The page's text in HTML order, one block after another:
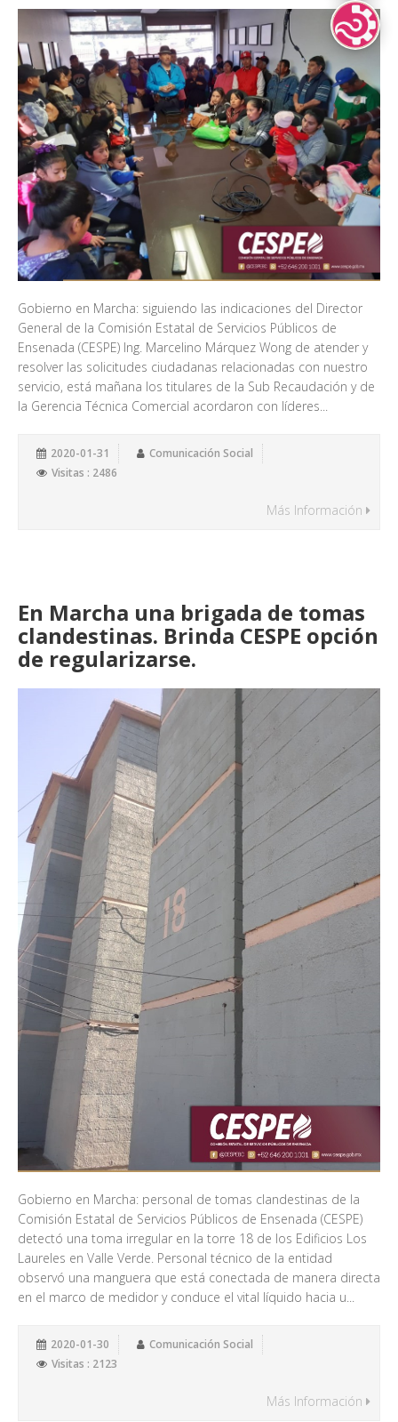
Gobierno en Marcha: siguiendo las indicaciones del Director
General de la Comisión Estatal de Servicios Públicos de
Ensenada (CESPE) Ing. Marcelino Márquez Wong de atender y
resolver las solicitudes ciudadanas relacionadas con nuestro
servicio, está mañana los titulares de la Sub Recaudación y de
la Gerencia Técnica Comercial acordaron con líderes...
2020-01-31
Comunicación Social
Visitas : 2486
Más Información
En Marcha una brigada de tomas
clandestinas. Brinda CESPE opción
de regularizarse.
Gobierno en Marcha: personal de tomas clandestinas de la
Comisión Estatal de Servicios Públicos de Ensenada (CESPE)
detectó una toma irregular en la torre 18 de los Edificios Los
Laureles en Valle Verde. Personal técnico de la entidad
observó una manguera que está conectada de manera directa
en el marco de medidor y conduce el vital líquido hacia u...
2020-01-30
Comunicación Social
Visitas : 2123
Más Información
Lenguas